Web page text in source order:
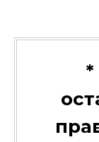
*